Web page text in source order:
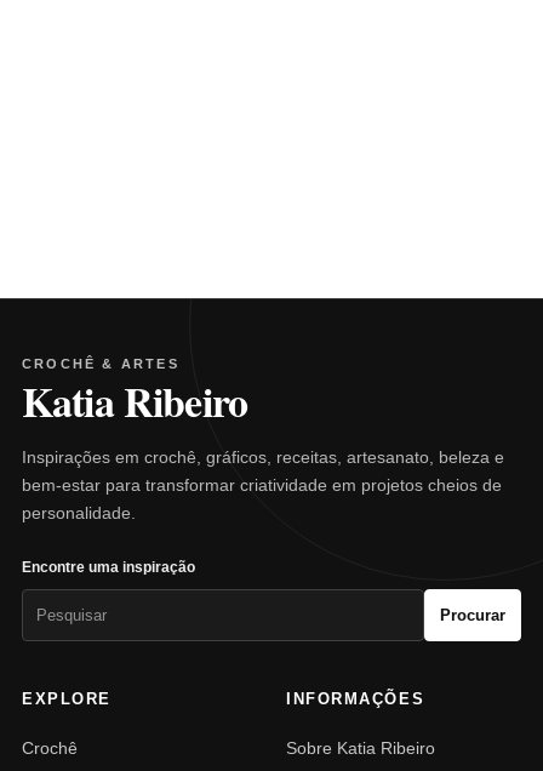
CROCHÊ & ARTES
Katia Ribeiro
Inspirações em crochê, gráficos, receitas, artesanato, beleza e
bem-estar para transformar criatividade em projetos cheios de
personalidade.
Encontre uma inspiração
Procurar
EXPLORE
Crochê
INFORMAÇÕES
Sobre Katia Ribeiro